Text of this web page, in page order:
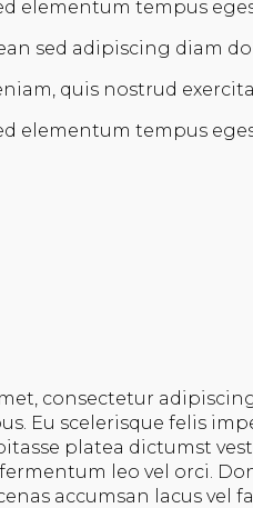
elementum tempus
sed adipiscing diam
quis nostrud
elementum tempus
consectetur
Eu scelerisque felis
platea dictumst
leo vel orci.
accumsan lacus vel